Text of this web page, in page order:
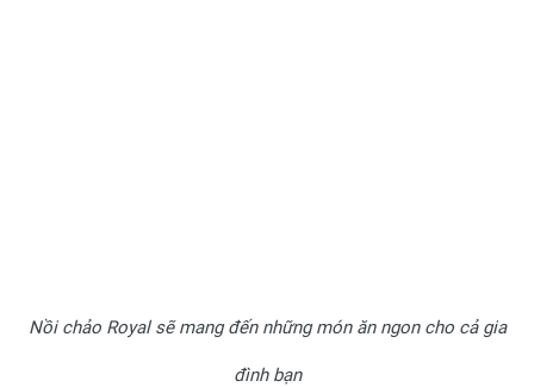
Nồi chảo Royal sẽ mang đến những món ăn ngon cho cả gia
đình bạn